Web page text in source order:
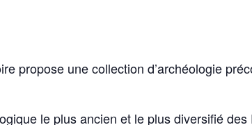
propose une collection d’archéologie
le plus ancien et le plus diversifié